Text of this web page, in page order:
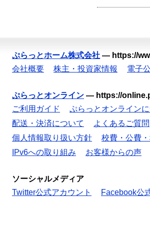
ぷらっとホーム株式会社 — https://
会社概要
株主・投資家情報 電子
ぷらっとオンライン — https://
ご利用ガイド
ぷらっとオンライン
配送・決済について
よくあるご質問
個人情報取り扱い方針
校費・公費
IPv6への取り組み
お客様からの声
ソーシャルメディア
Twitter公式アカウント
Facebook公